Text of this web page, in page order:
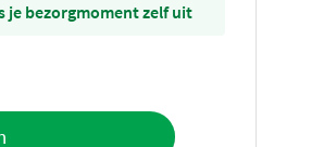
je bezorgmoment zelf uit